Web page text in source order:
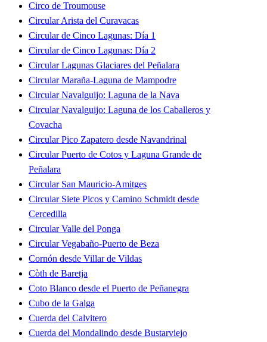
Circo de Troumouse
Circular Arista del Curavacas
Circular de Cinco Lagunas: Día 1
Circular de Cinco Lagunas: Día 2
Circular Lagunas Glaciares del Peñalara
Circular Maraña-Laguna de Mampodre
Circular Navalguijo: Laguna de la Nava
Circular Navalguijo: Laguna de los Caballeros y
Covacha
Circular Pico Zapatero desde Navandrinal
Circular Puerto de Cotos y Laguna Grande de
Peñalara
Circular San Mauricio-Amitges
Circular Siete Picos y Camino Schmidt desde
Cercedilla
Circular Valle del Ponga
Circular Vegabaño-Puerto de Beza
Cornón desde Villar de Vildas
Còth de Baretja
Coto Blanco desde el Puerto de Peñanegra
Cubo de la Galga
Cuerda del Calvitero
Cuerda del Mondalindo desde Bustarviejo